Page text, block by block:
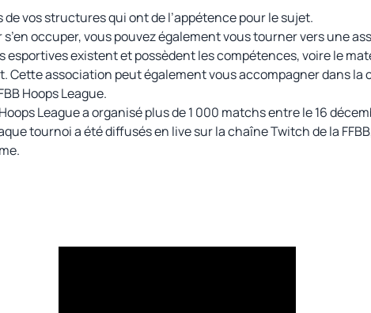
vos structures qui ont de l’appétence pour le sujet.
s’en occuper, vous pouvez également vous tourner vers une
esportives existent et possèdent les compétences, voire le
Cette association peut également vous accompagner dans la
Hoops League.
League a organisé plus de 1 000 matchs entre le 16
tournoi a été diffusés en live sur la chaîne Twitch de la